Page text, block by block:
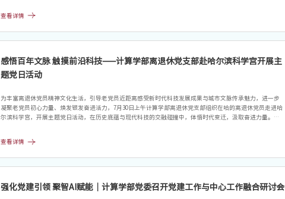
典型用电安全隐患，坚持“谁分管、谁负责、谁使用、谁负责”原则，压实安全责任链条。
查看详情
感悟百年文脉 触摸前沿科技——计算学部离退休党支部赴哈尔滨科学宫开展主
题党日活动
为丰富离退休党员精神文化生活，引导老党员近距离感受新时代科技发展成果与城市文脉传承魅力，进一步
凝聚老党员初心力量、焕发银发奋进活力，7月30日上午计算学部离退休党支部组织在哈的离退休党员走进哈
尔滨科学宫，开展主题党日活动，在历史底蕴与现代科技的交融碰撞中，体悟时代变迁，汲取奋进力量。哈
厅，开启一场跨越百年的科技邂逅。在负一层海洋科考展区，大家全神贯注地了解极地探索、海上科考、海
查看详情
强化党建引领 聚智AI赋能｜计算学部党委召开党建工作与中心工作融合研讨会